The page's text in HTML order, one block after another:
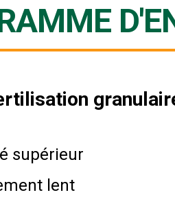
supérieur
lent